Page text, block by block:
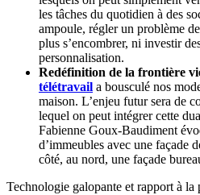
les tâches du quotidien à des
ampoule, régler un problème
plus s’encombrer, ni investir
personnalisation.
Redéfinition de la frontière
télétravail a bousculé nos
maison. L’enjeu futur sera de
lequel on peut intégrer cette
Fabienne Goux-Baudiment
d’immeubles avec une façade
côté, au nord, une façade
Technologie galopante et rapport à la